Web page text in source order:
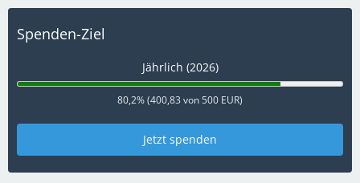
Spenden-Ziel
Jährlich (2026)
80,2% (400,83 von 500 EUR)
Jetzt spenden